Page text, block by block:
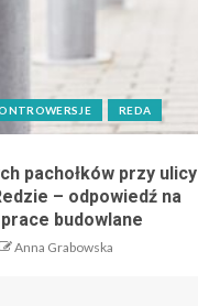
REDA
pachołków przy ulicy
– odpowiedź na
budowlane
Anna Grabowska